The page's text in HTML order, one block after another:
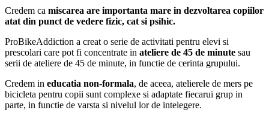
Credem ca miscarea are importanta mare in dezvoltarea copiilor
atat din punct de vedere fizic, cat si psihic.
ProBikeAddiction a creat o serie de activitati pentru elevi si
prescolari care pot fi concentrate in ateliere de 45 de minute sau
serii de ateliere de 45 de minute, in functie de cerinta grupului.
Credem in educatia non-formala, de aceea, atelierele de mers pe
bicicleta pentru copii sunt complexe si adaptate fiecarui grup in
parte, in functie de varsta si nivelul lor de intelegere.